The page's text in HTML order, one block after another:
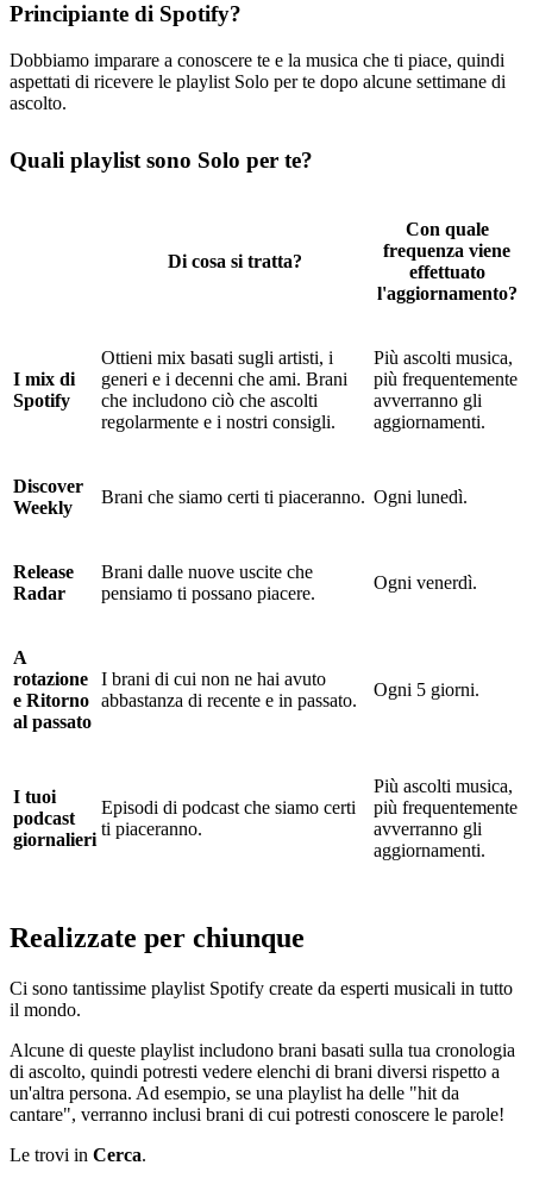
Principiante di Spotify?
Dobbiamo imparare a conoscere te e la musica che ti piace, quindi
aspettati di ricevere le playlist Solo per te dopo alcune settimane di
ascolto.
Quali playlist sono Solo per te?
Di cosa si tratta?
Con quale
frequenza viene
effettuato
l'aggiornamento?
I mix di
Spotify
Ottieni mix basati sugli artisti, i
generi e i decenni che ami. Brani
che includono ciò che ascolti
regolarmente e i nostri consigli.
Più ascolti musica,
più frequentemente
avverranno gli
aggiornamenti.
Discover
Weekly
Brani che siamo certi ti piaceranno. Ogni lunedì.
Release
Radar
Brani dalle nuove uscite che
pensiamo ti possano piacere.
Ogni venerdì.
A
rotazione
e Ritorno
al passato
I brani di cui non ne hai avuto
abbastanza di recente e in passato.
Ogni 5 giorni.
I tuoi
podcast
giornalieri
Episodi di podcast che siamo certi
ti piaceranno.
Più ascolti musica,
più frequentemente
avverranno gli
aggiornamenti.
Realizzate per chiunque
Ci sono tantissime playlist Spotify create da esperti musicali in tutto
il mondo.
Alcune di queste playlist includono brani basati sulla tua cronologia
di ascolto, quindi potresti vedere elenchi di brani diversi rispetto a
un'altra persona. Ad esempio, se una playlist ha delle "hit da
cantare", verranno inclusi brani di cui potresti conoscere le parole!
Le trovi in Cerca.